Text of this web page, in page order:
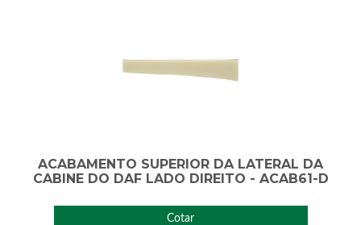
ACABAMENTO SUPERIOR DA LATERAL DA
CABINE DO DAF LADO DIREITO - ACAB61-D
Cotar